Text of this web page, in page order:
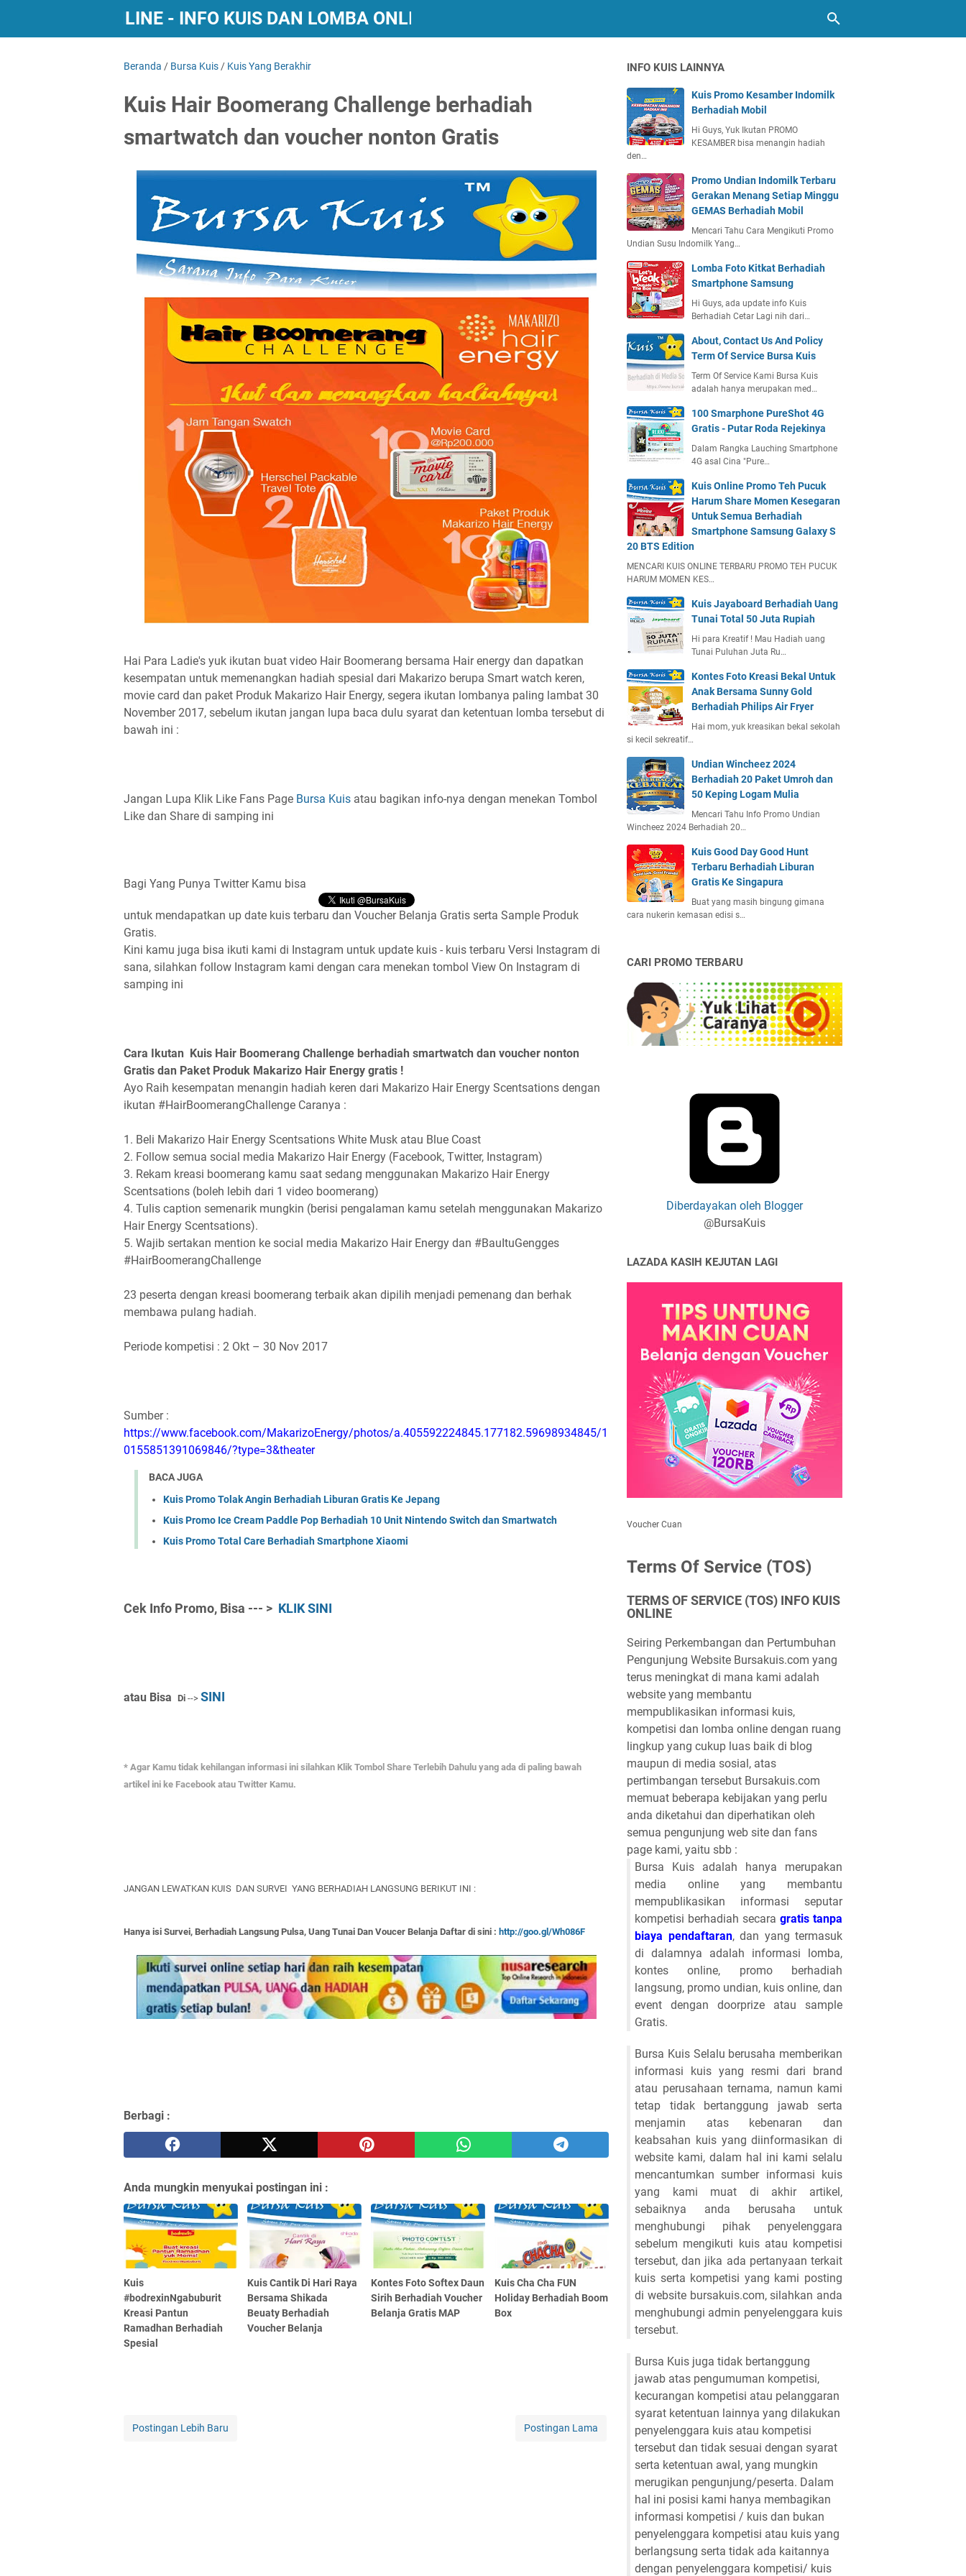
KUIS ONLINE - INFO KUIS DAN LOMBA ONLINE BERHADIAH
Beranda / Bursa Kuis / Kuis Yang Berakhir
Kuis Hair Boomerang Challenge berhadiah
smartwatch dan voucher nonton Gratis
Hai Para Ladie's yuk ikutan buat video Hair Boomerang bersama Hair energy dan dapatkan
kesempatan untuk memenangkan hadiah spesial dari Makarizo berupa Smart watch keren,
movie card dan paket Produk Makarizo Hair Energy, segera ikutan lombanya paling lambat 30
November 2017, sebelum ikutan jangan lupa baca dulu syarat dan ketentuan lomba tersebut di
bawah ini :
Jangan Lupa Klik Like Fans Page Bursa Kuis atau bagikan info-nya dengan menekan Tombol
Like dan Share di samping ini
Bagi Yang Punya Twitter Kamu bisa
untuk mendapatkan up date kuis terbaru dan Voucher Belanja Gratis serta Sample Produk
Gratis.
Kini kamu juga bisa ikuti kami di Instagram untuk update kuis - kuis terbaru Versi Instagram di
sana, silahkan follow Instagram kami dengan cara menekan tombol View On Instagram di
samping ini
Cara Ikutan Kuis Hair Boomerang Challenge berhadiah smartwatch dan voucher nonton
Gratis dan Paket Produk Makarizo Hair Energy gratis !
Ayo Raih kesempatan menangin hadiah keren dari Makarizo Hair Energy Scentsations dengan
ikutan #HairBoomerangChallenge Caranya :
1. Beli Makarizo Hair Energy Scentsations White Musk atau Blue Coast
2. Follow semua social media Makarizo Hair Energy (Facebook, Twitter, Instagram)
3. Rekam kreasi boomerang kamu saat sedang menggunakan Makarizo Hair Energy
Scentsations (boleh lebih dari 1 video boomerang)
4. Tulis caption semenarik mungkin (berisi pengalaman kamu setelah menggunakan Makarizo
Hair Energy Scentsations).
5. Wajib sertakan mention ke social media Makarizo Hair Energy dan #BauItuGengges
#HairBoomerangChallenge
23 peserta dengan kreasi boomerang terbaik akan dipilih menjadi pemenang dan berhak
membawa pulang hadiah.
Periode kompetisi : 2 Okt – 30 Nov 2017
Sumber :
https://www.facebook.com/MakarizoEnergy/photos/a.405592224845.177182.59698934845/1
0155851391069846/?type=3&theater
BACA JUGA
Kuis Promo Tolak Angin Berhadiah Liburan Gratis Ke Jepang
Kuis Promo Ice Cream Paddle Pop Berhadiah 10 Unit Nintendo Switch dan Smartwatch
Kuis Promo Total Care Berhadiah Smartphone Xiaomi
Cek Info Promo, Bisa --- > KLIK SINI
atau Bisa Di --> SINI
* Agar Kamu tidak kehilangan informasi ini silahkan Klik Tombol Share Terlebih Dahulu yang ada di paling bawah
artikel ini ke Facebook atau Twitter Kamu.
JANGAN LEWATKAN KUIS DAN SURVEI YANG BERHADIAH LANGSUNG BERIKUT INI :
Hanya isi Survei, Berhadiah Langsung Pulsa, Uang Tunai Dan Voucer Belanja Daftar di sini : http://goo.gl/Wh086F
Berbagi :
Anda mungkin menyukai postingan ini :
Kuis
#bodrexinNgabuburit
Kreasi Pantun
Ramadhan Berhadiah
Spesial
Kuis Cantik Di Hari Raya
Bersama Shikada
Beuaty Berhadiah
Voucher Belanja
Kontes Foto Softex Daun
Sirih Berhadiah Voucher
Belanja Gratis MAP
Kuis Cha Cha FUN
Holiday Berhadiah Boom
Box
Postingan Lebih Baru Postingan Lama
INFO KUIS LAINNYA
Kuis Promo Kesamber Indomilk
Berhadiah Mobil
Hi Guys, Yuk Ikutan PROMO
KESAMBER bisa menangin hadiah
den…
Promo Undian Indomilk Terbaru
Gerakan Menang Setiap Minggu
GEMAS Berhadiah Mobil
Mencari Tahu Cara Mengikuti Promo
Undian Susu Indomilk Yang…
Lomba Foto Kitkat Berhadiah
Smartphone Samsung
Hi Guys, ada update info Kuis
Berhadiah Cetar Lagi nih dari…
About, Contact Us And Policy
Term Of Service Bursa Kuis
Term Of Service Kami Bursa Kuis
adalah hanya merupakan med…
100 Smarphone PureShot 4G
Gratis - Putar Roda Rejekinya
Dalam Rangka Lauching Smartphone
4G asal Cina "Pure…
Kuis Online Promo Teh Pucuk
Harum Share Momen Kesegaran
Untuk Semua Berhadiah
Smartphone Samsung Galaxy S
20 BTS Edition
MENCARI KUIS ONLINE TERBARU PROMO TEH PUCUK
HARUM MOMEN KES…
Kuis Jayaboard Berhadiah Uang
Tunai Total 50 Juta Rupiah
Hi para Kreatif ! Mau Hadiah uang
Tunai Puluhan Juta Ru…
Kontes Foto Kreasi Bekal Untuk
Anak Bersama Sunny Gold
Berhadiah Philips Air Fryer
Hai mom, yuk kreasikan bekal sekolah
si kecil sekreatif…
Undian Wincheez 2024
Berhadiah 20 Paket Umroh dan
50 Keping Logam Mulia
Mencari Tahu Info Promo Undian
Wincheez 2024 Berhadiah 20…
Kuis Good Day Good Hunt
Terbaru Berhadiah Liburan
Gratis Ke Singapura
Buat yang masih bingung gimana
cara nukerin kemasan edisi s…
CARI PROMO TERBARU
Diberdayakan oleh Blogger
@BursaKuis
LAZADA KASIH KEJUTAN LAGI
Voucher Cuan
Terms Of Service (TOS)
TERMS OF SERVICE (TOS) INFO KUIS
ONLINE
Seiring Perkembangan dan Pertumbuhan
Pengunjung Website Bursakuis.com yang
terus meningkat di mana kami adalah
website yang membantu
mempublikasikan informasi kuis,
kompetisi dan lomba online dengan ruang
lingkup yang cukup luas baik di blog
maupun di media sosial, atas
pertimbangan tersebut Bursakuis.com
memuat beberapa kebijakan yang perlu
anda diketahui dan diperhatikan oleh
semua pengunjung web site dan fans
page kami, yaitu sbb :
Bursa Kuis adalah hanya merupakan
media online yang membantu
mempublikasikan informasi seputar
kompetisi berhadiah secara gratis tanpa
biaya pendaftaran, dan yang termasuk
di dalamnya adalah informasi lomba,
kontes online, promo berhadiah
langsung, promo undian, kuis online, dan
event dengan doorprize atau sample
Gratis.
Bursa Kuis Selalu berusaha memberikan
informasi kuis yang resmi dari brand
atau perusahaan ternama, namun kami
tetap tidak bertanggung jawab serta
menjamin atas kebenaran dan
keabsahan kuis yang diinformasikan di
website kami, dalam hal ini kami selalu
mencantumkan sumber informasi kuis
yang kami muat di akhir artikel,
sebaiknya anda berusaha untuk
menghubungi pihak penyelenggara
sebelum mengikuti kuis atau kompetisi
tersebut, dan jika ada pertanyaan terkait
kuis serta kompetisi yang kami posting
di website bursakuis.com, silahkan anda
menghubungi admin penyelenggara kuis
tersebut.
Bursa Kuis juga tidak bertanggung
jawab atas pengumuman kompetisi,
kecurangan kompetisi atau pelanggaran
syarat ketentuan lainnya yang dilakukan
penyelenggara kuis atau kompetisi
tersebut dan tidak sesuai dengan syarat
serta ketentuan awal, yang mungkin
merugikan pengunjung/peserta. Dalam
hal ini posisi kami hanya membagikan
informasi kompetisi / kuis dan bukan
penyelenggara kompetisi atau kuis yang
berlangsung serta tidak ada kaitannya
dengan penyelenggara kompetisi/ kuis